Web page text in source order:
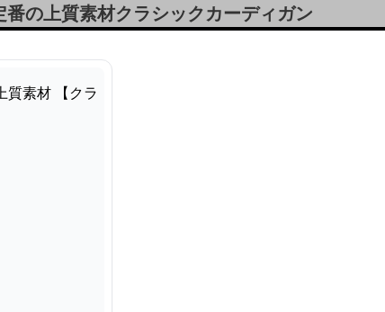
の上質素材クラシックカーディガン